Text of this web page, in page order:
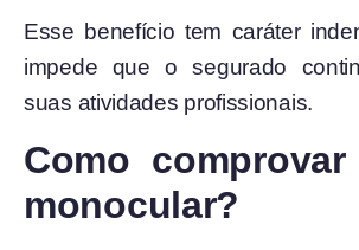
Esse benefício tem caráter
impede que o segurado
suas atividades profissionais.
Como
monocular?